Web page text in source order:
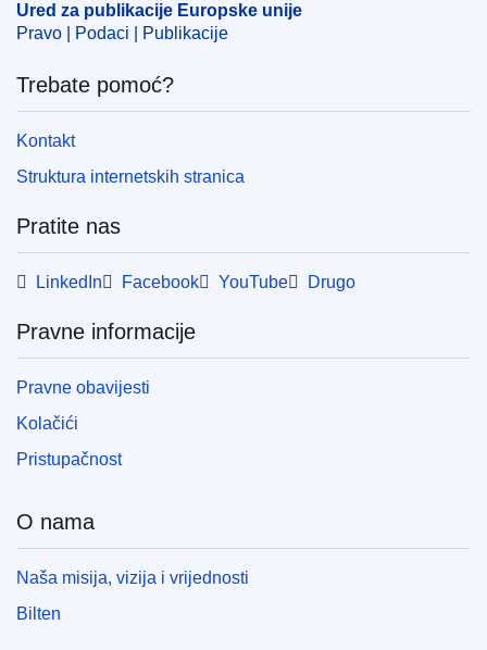
ELI : reg_impl/2025/1116/oj
IMMC : C(2025)3646/3972868
Ured za publikacije Europske unije
Pravo | Podaci | Publikacije
Trebate pomoć?
Kontakt
Struktura internetskih stranica
Pratite nas
LinkedIn Facebook YouTube Drugo
Pravne informacije
Pravne obavijesti
Kolačići
Pristupačnost
O nama
Naša misija, vizija i vrijednosti
Bilten